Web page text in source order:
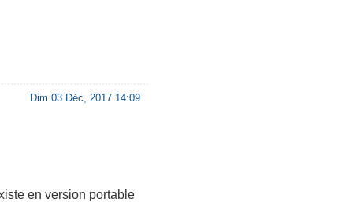
Dim 03 Déc, 2017 14:09
en version portable